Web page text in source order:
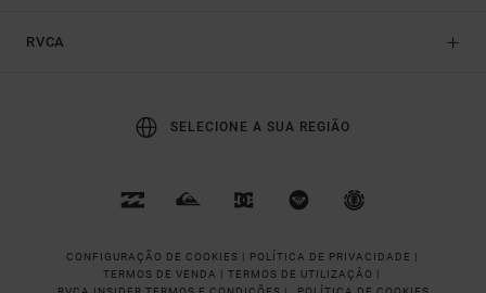
RVCA
SELECIONE A SUA REGIÃO
CONFIGURAÇÃO DE COOKIES |
POLÍTICA DE PRIVACIDADE |
TERMOS DE VENDA | TERMOS DE UTILIZAÇÂO |